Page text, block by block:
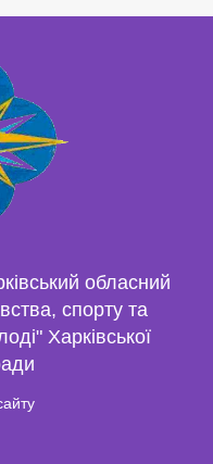
обласний
спорту та
Харківської